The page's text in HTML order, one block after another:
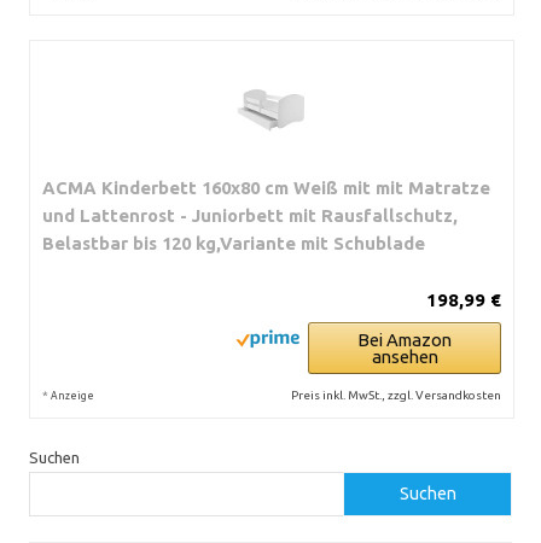
ACMA Kinderbett 160x80 cm Weiß mit mit Matratze
und Lattenrost - Juniorbett mit Rausfallschutz,
Belastbar bis 120 kg,Variante mit Schublade
198,99 €
Bei Amazon
ansehen
* Anzeige Preis inkl. MwSt., zzgl. Versandkosten
Suchen
Suchen